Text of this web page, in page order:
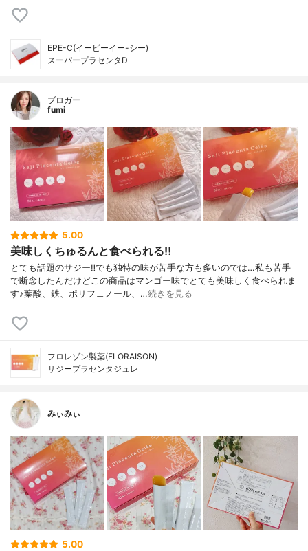
EPE-C(イーピーイー-シー)
スーパープラセンタD
ブロガー
fumi
5.00
美味しくちゅるんと食べられる‼️
とても話題のサジー‼️でも独特の味が苦手な方も多いのでは…私も苦手
で断念したんだけどこの商品はマンゴー味でとても美味しく食べられま
す♪葉酸、鉄、ポリフェノール、…続きを見る
フロレゾン製薬(FLORAISON)
サジープラセンタジュレ
みぃみぃ
5.00